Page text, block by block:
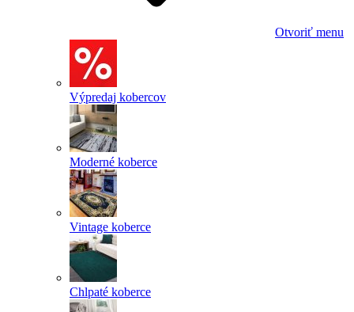
Otvoriť menu
Výpredaj kobercov
Moderné koberce
Vintage koberce
Chlpaté koberce